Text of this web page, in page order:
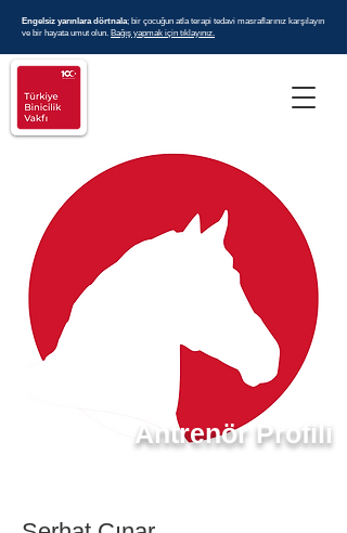
Engelsiz yarınlara dörtnala; bir çocuğun atla terapi tedavi masraflarınız karşılayın
ve bir hayata umut olun. Bağış yapmak için tıklayınız.
Antrenör Profili